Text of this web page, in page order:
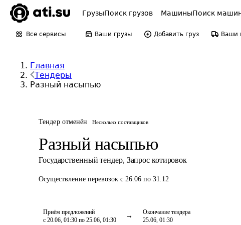
ГрузыПоиск грузов МашиныПоиск
Все сервисы Ваши грузы Добавить груз Ваши
Главная
Тендеры
Разный насыпью
Тендер отменён Несколько поставщиков
Разный насыпью
Государственный тендер, Запрос котировок
Осуществление перевозок с 26.06 по 31.12
Приём предложений
с 20.06, 01:30 по 25.06, 01:30
Окончание тендера
25.06, 01:30